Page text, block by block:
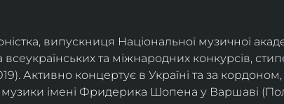
випускниця Національної музичної
та міжнародних конкурсів,
Активно концертує в Україні та за
музики імені Фридерика Шопена у Варшаві